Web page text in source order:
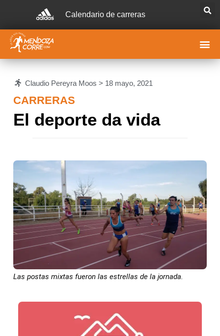
Calendario de carreras
Claudio Pereyra Moos > 18 mayo, 2021
CARRERAS
El deporte da vida
Las postas mixtas fueron las estrellas de la jornada.